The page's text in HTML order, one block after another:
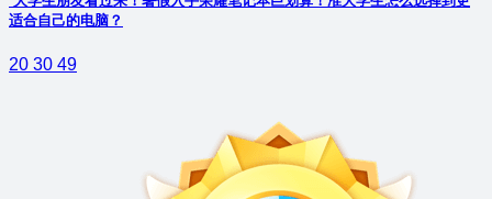
适合自己的电脑？
20 30 49